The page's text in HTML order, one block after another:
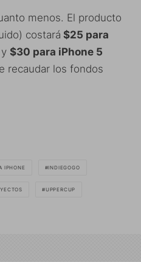
menos. El producto
costará $25 para
$30 para iPhone 5
recaudar los fondos
IPHONE INDIEGOGO
UPPERCUP